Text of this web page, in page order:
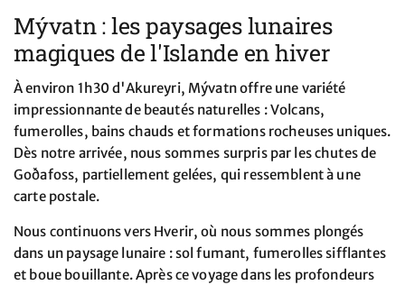
Mývatn : les paysages lunaires
magiques de l'Islande en hiver
À environ 1h30 d'Akureyri, Mývatn offre une variété
impressionnante de beautés naturelles : Volcans,
fumerolles, bains chauds et formations rocheuses uniques.
Dès notre arrivée, nous sommes surpris par les chutes de
Goðafoss, partiellement gelées, qui ressemblent à une
carte postale.
Nous continuons vers Hverir, où nous sommes plongés
dans un paysage lunaire : sol fumant, fumerolles sifflantes
et boue bouillante. Après ce voyage dans les profondeurs